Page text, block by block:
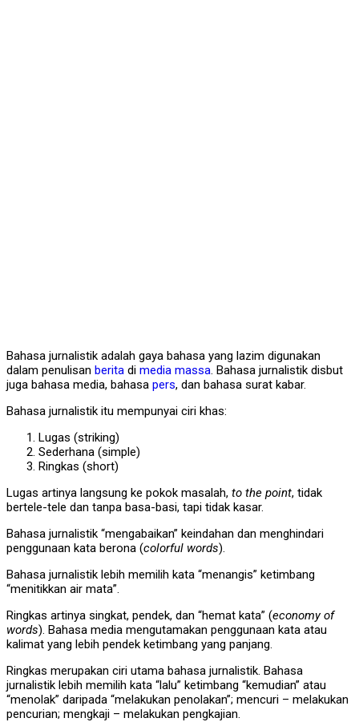
Bahasa jurnalistik adalah gaya bahasa yang lazim digunakan
dalam penulisan berita di media massa. Bahasa jurnalistik disbut
juga bahasa media, bahasa pers, dan bahasa surat kabar.
Bahasa jurnalistik itu mempunyai ciri khas:
Lugas (striking)
Sederhana (simple)
Ringkas (short)
Lugas artinya langsung ke pokok masalah, to the point, tidak
bertele-tele dan tanpa basa-basi, tapi tidak kasar.
Bahasa jurnalistik “mengabaikan” keindahan dan menghindari
penggunaan kata berona (colorful words).
Bahasa jurnalistik lebih memilih kata “menangis” ketimbang
“menitikkan air mata”.
Ringkas artinya singkat, pendek, dan “hemat kata” (economy of
words). Bahasa media mengutamakan penggunaan kata atau
kalimat yang lebih pendek ketimbang yang panjang.
Ringkas merupakan ciri utama bahasa jurnalistik. Bahasa
jurnalistik lebih memilih kata “lalu” ketimbang “kemudian” atau
“menolak” daripada “melakukan penolakan”; mencuri – melakukan
pencurian; mengkaji – melakukan pengkajian.